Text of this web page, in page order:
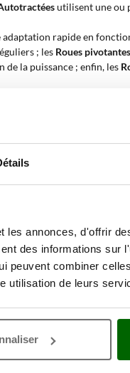
annonces, d'offrir
des informations sur
peuvent combiner
utilisation de leurs
utilisent une ou
rapide en
; les Roues pivotantes
la puissance ; enfin, les
maximale que la
couper en un seul passage,
entre146 et 190 cm cubes,
unelargeur de coupe de
et sur des
à la normale, l'adoption de l'
saisonnières ou pour